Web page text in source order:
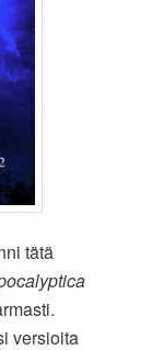
tätä
versioita